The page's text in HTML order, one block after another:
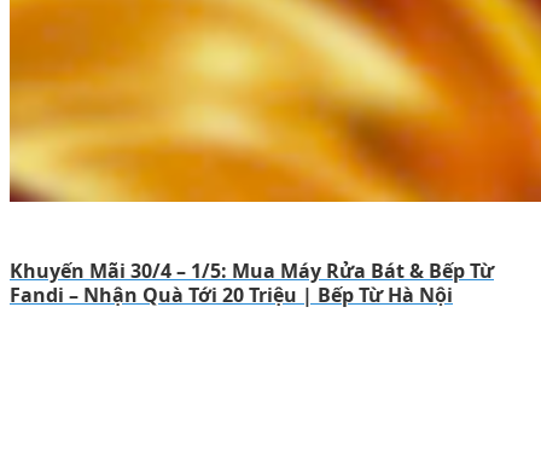
Khuyến Mãi 30/4 – 1/5: Mua Máy Rửa Bát & Bếp Từ
Fandi – Nhận Quà Tới 20 Triệu | Bếp Từ Hà Nội